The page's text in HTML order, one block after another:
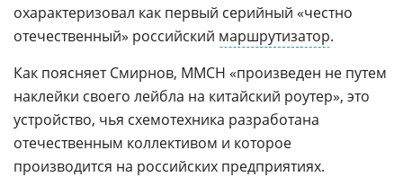
охарактеризовал как первый серийный «честно
отечественный» российский маршрутизатор.
Как поясняет Смирнов, ММСН «произведен не путем
наклейки своего лейбла на китайский роутер», это
устройство, чья схемотехника разработана
отечественным коллективом и которое
производится на российских предприятиях.